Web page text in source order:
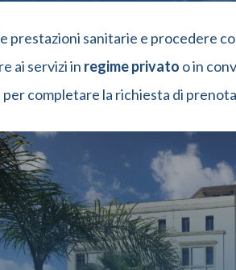
prestazioni sanitarie e procedere
ai servizi in regime privato o in
per completare la richiesta di